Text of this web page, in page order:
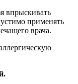
впрыскивать
применять
врача.